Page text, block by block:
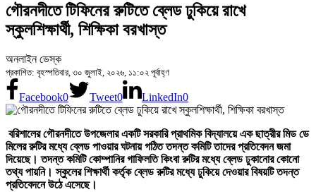
গৌরনদীতে টিফিনের রুটিতে ব্লেড ঢুকিয়ে রাখে
স্কুলশিক্ষার্থী, শিক্ষিকা বরখাস্ত
অনলাইন ডেস্ক
প্রকাশিত: বৃহস্পতিবার, ৩০ জুলাই, ২০২৬, ১১:০২ পূর্বাহ্ণ
Facebook0 Tweet0 LinkedIn0
বরিশালের গৌরনদীতে উপজেলার একটি সরকারি প্রাথমিক বিদ্যালয়ে এক ছাত্রীর মিড ডে
মিলের রুটির মধ্যে ব্লেড পাওয়ার ঘটনায় গঠিত তদন্ত কমিটি তাদের প্রতিবেদন জমা
দিয়েছে। তদন্ত কমিটি কোম্পানির গাফিলতি কিংবা রুটির মধ্যে ব্লেড ঢুকানোর কোনো
তথ্য পায়নি। স্কুলের শিক্ষার্থী কর্তৃক ব্লেড রুটির মধ্যে ঢুকিয়ে দেওয়ার বিষয়টি তদন্ত
প্রতিবেদনে উঠে এসেছে।